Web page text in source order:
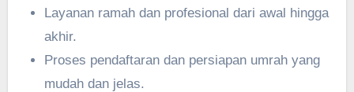
Layanan ramah dan profesional dari awal hingga
akhir.
Proses pendaftaran dan persiapan umrah yang
mudah dan jelas.